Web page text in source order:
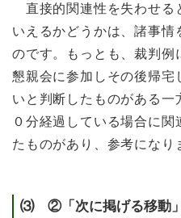
直接的関連性を失わせる
いえるかどうかは、諸事情
のです。もっとも、裁判例
懇親会に参加しその後帰宅
いと判断したものがある一
０分経過している場合に関
たものがあり、参考になり
⑶ ②「次に掲げる移動」